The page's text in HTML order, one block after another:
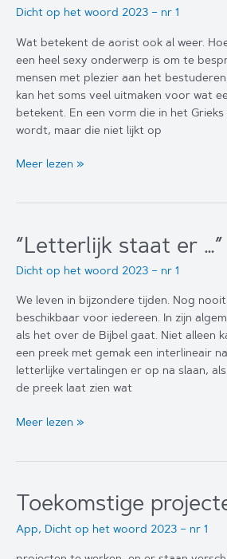
Dicht op het woord 2023 – nr 1
Wat betekent de aorist ook al weer.
een heel sexy onderwerp is om te
mensen met plezier aan het
kan het soms veel uitmaken voor wat
betekent. En een vorm die in het
wordt, maar die niet lijkt op
Gods
van
Christus
Meer lezen »
“Letterlijk staat er …”
Dicht op het woord 2023 – nr 1
We leven in bijzondere tijden. Nog
beschikbaar voor iedereen. In zijn
als het over de Bijbel gaat. Niet alleen
een preek met gemak een interlineair
letterlijke vertalingen er op na slaan,
de preek laat zien wat
“Letterlijk
Meer lezen »
Toekomstige
App, Dicht op het woord 2023 – nr 1